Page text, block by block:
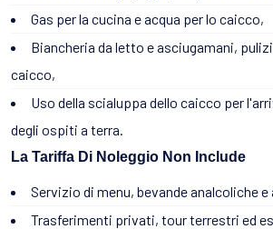
Gas per la cucina e acqua per lo caicco,
Biancheria da letto e asciugamani,
caicco,
Uso della scialuppa dello caicco per
degli ospiti a terra.
La Tariffa Di Noleggio Non Include
Servizio di menu, bevande analcoliche e
Trasferimenti privati, tour terrestri ed